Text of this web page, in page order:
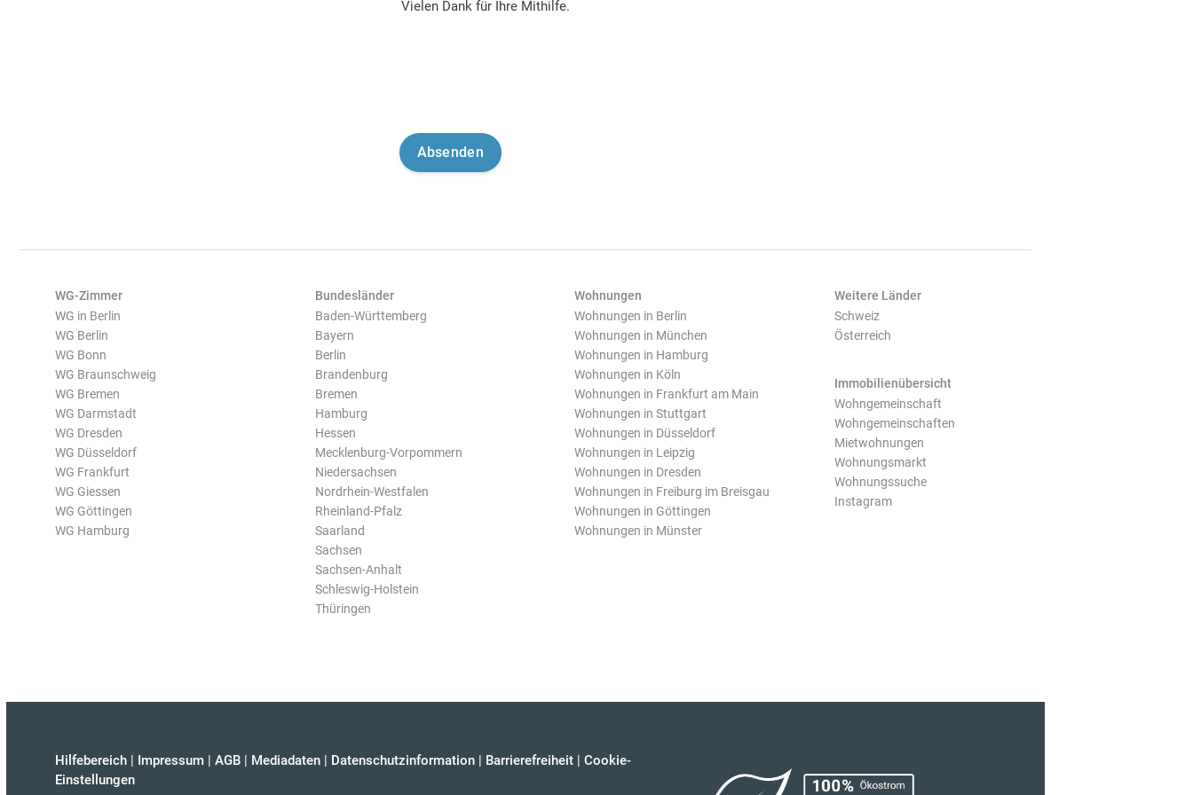
Vielen Dank für Ihre Mithilfe.
WG-Zimmer
WG in Berlin
WG Berlin
WG Bonn
WG Braunschweig
WG Bremen
WG Darmstadt
WG Dresden
WG Düsseldorf
WG Frankfurt
WG Giessen
WG Göttingen
WG Hamburg
Bundesländer
Baden-Württemberg
Bayern
Berlin
Brandenburg
Bremen
Hamburg
Hessen
Mecklenburg-Vorpommern
Niedersachsen
Nordrhein-Westfalen
Rheinland-Pfalz
Saarland
Sachsen
Sachsen-Anhalt
Schleswig-Holstein
Thüringen
Wohnungen
Wohnungen in Berlin
Wohnungen in München
Wohnungen in Hamburg
Wohnungen in Köln
Wohnungen in Frankfurt am Main
Wohnungen in Stuttgart
Wohnungen in Düsseldorf
Wohnungen in Leipzig
Wohnungen in Dresden
Wohnungen in Freiburg im Breisgau
Wohnungen in Göttingen
Wohnungen in Münster
Weitere Länder
Schweiz
Österreich
Immobilienübersicht
Wohngemeinschaft
Wohngemeinschaften
Mietwohnungen
Wohnungsmarkt
Wohnungssuche
Instagram
Hilfebereich | Impressum | AGB | Mediadaten | Datenschutzinformation | Barrierefreiheit | Cookie-
Einstellungen